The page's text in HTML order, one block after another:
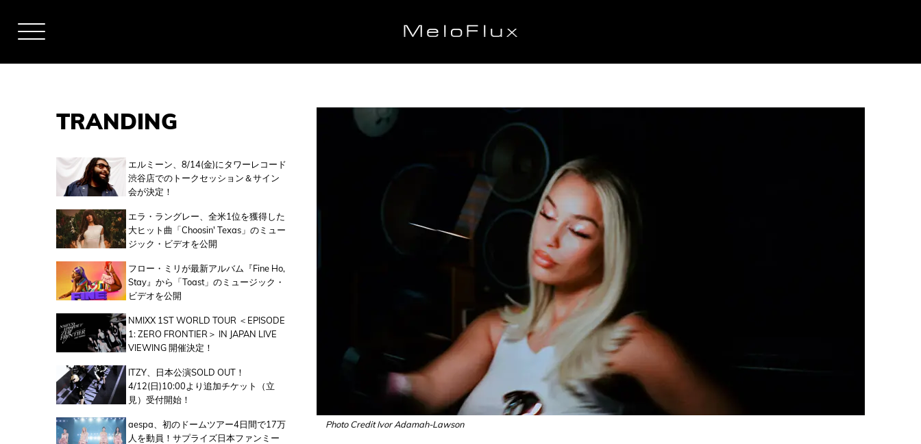
Photo Credit Ivor Adamah-Lawson
TRANDING
エルミーン、8/14(金)にタワーレコード
渋谷店でのトークセッション＆サイン
会が決定！
エラ・ラングレー、全米1位を獲得した
大ヒット曲「Choosin' Texas」のミュー
ジック・ビデオを公開
フロー・ミリが最新アルバム『Fine Ho,
Stay』から「Toast」のミュージック・
ビデオを公開
NMIXX 1ST WORLD TOUR ＜EPISODE
1: ZERO FRONTIER＞ IN JAPAN LIVE
VIEWING 開催決定！
ITZY、日本公演SOLD OUT！
4/12(日)10:00より追加チケット（立
見）受付開始！
aespa、初のドームツアー4日間で17万
人を動員！サプライズ日本ファンミー